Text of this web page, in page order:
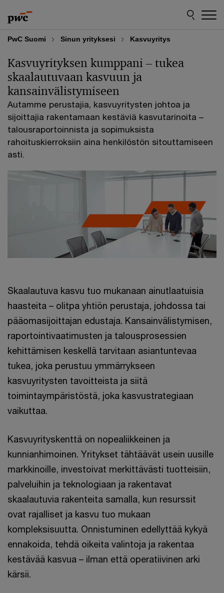
to
content
to
footer
PwC Suomi Sinun yrityksesi Kasvuyritys
Autamme perustajia, kasvuyritysten johtoa ja
sijoittajia rakentamaan kestäviä kasvutarinoita –
talousraportoinnista ja sopimuksista
rahoituskierroksiin aina henkilöstön sitouttamiseen
asti.
Kasvuyrityksen kumppani – tukea
skaalautuvaan kasvuun ja
kansainvälistymiseen
Skaalautuva kasvu tuo mukanaan ainutlaatuisia
haasteita – olitpa yhtiön perustaja, johdossa tai
pääomasijoittajan edustaja. Kansainvälistymisen,
raportointivaatimusten ja talousprosessien
kehittämisen keskellä tarvitaan asiantuntevaa
tukea, joka perustuu ymmärrykseen
kasvuyritysten tavoitteista ja siitä
toimintaympäristöstä, joka kasvustrategiaan
vaikuttaa.
Kasvuyrityskenttä on nopealiikkeinen ja
kunnianhimoinen. Yritykset tähtäävät usein uusille
markkinoille, investoivat merkittävästi tuotteisiin,
palveluihin ja teknologiaan ja rakentavat
skaalautuvia rakenteita samalla, kun resurssit
ovat rajalliset ja kasvu tuo mukaan
kompleksisuutta. Onnistuminen edellyttää kykyä
ennakoida, tehdä oikeita valintoja ja rakentaa
kestävää kasvua – ilman että operatiivinen arki
kärsii.